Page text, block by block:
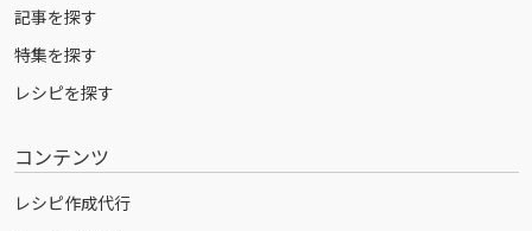
記事を探す
特集を探す
レシピを探す
コンテンツ
レシピ作成代行